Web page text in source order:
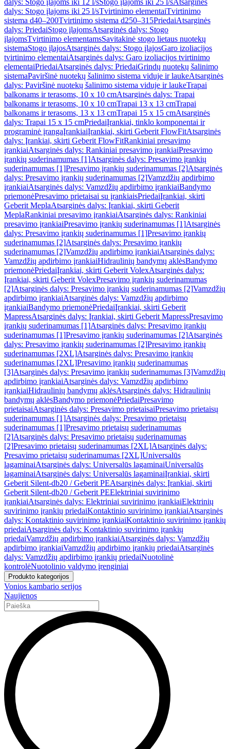
dalys: Stogo įlajoms iki 12 l/sStogo įlajoms iki 25 l/sAtsarginės
dalys: Stogo įlajoms iki 25 l/sTvirtinimo elementaiTvirtinimo
sistema d40–200Tvirtinimo sistema d250–315PriedaiAtsarginės
dalys: PriedaiStogo įlajomsAtsarginės dalys: Stogo
įlajomsTvirtinimo elementamsSavitakinė stogo lietaus nuotekų
sistemaStogo įlajosAtsarginės dalys: Stogo įlajosGaro izoliacijos
tvirtinimo elementaiAtsarginės dalys: Garo izoliacijos tvirtinimo
elementaiPriedaiAtsarginės dalys: PriedaiGrindų nuotekų šalinimo
sistemaPaviršinė nuotekų šalinimo sistema viduje ir laukeAtsarginės
dalys: Paviršinė nuotekų šalinimo sistema viduje ir laukeTrapai
balkonams ir terasoms, 10 x 10 cmAtsarginės dalys: Trapai
balkonams ir terasoms, 10 x 10 cmTrapai 13 x 13 cmTrapai
balkonams ir terasoms, 13 x 13 cmTrapai 15 x 15 cmAtsarginės
dalys: Trapai 15 x 15 cmPriedaiĮrankiai, tinklo komponentai ir
programinė įrangaĮrankiaiĮrankiai, skirti Geberit FlowFitAtsarginės
dalys: Įrankiai, skirti Geberit FlowFitRankiniai presavimo
įrankiaiAtsarginės dalys: Rankiniai presavimo įrankiaiPresavimo
įrankių suderinamumas [1]Atsarginės dalys: Presavimo įrankių
suderinamumas [1]Presavimo įrankių suderinamumas [2]Atsarginės
dalys: Presavimo įrankių suderinamumas [2]Vamzdžių apdirbimo
įrankiaiAtsarginės dalys: Vamzdžių apdirbimo įrankiaiBandymo
priemonėPresavimo prietaisai su įrankiaisPriedaiĮrankiai, skirti
Geberit MeplaAtsarginės dalys: Įrankiai, skirti Geberit
MeplaRankiniai presavimo įrankiaiAtsarginės dalys: Rankiniai
presavimo įrankiaiPresavimo įrankių suderinamumas [1]Atsarginės
dalys: Presavimo įrankių suderinamumas [1]Presavimo įrankių
suderinamumas [2]Atsarginės dalys: Presavimo įrankių
suderinamumas [2]Vamzdžių apdirbimo įrankiaiAtsarginės dalys:
Vamzdžių apdirbimo įrankiaiHidraulinių bandymų aklėsBandymo
priemonėPriedaiĮrankiai, skirti Geberit VolexAtsarginės dalys:
Įrankiai, skirti Geberit VolexPresavimo įrankių suderinamumas
[2]Atsarginės dalys: Presavimo įrankių suderinamumas [2]Vamzdžių
apdirbimo įrankiaiAtsarginės dalys: Vamzdžių apdirbimo
įrankiaiBandymo priemonėPriedaiĮrankiai, skirti Geberit
MapressAtsarginės dalys: Įrankiai, skirti Geberit MapressPresavimo
įrankių suderinamumas [1]Atsarginės dalys: Presavimo įrankių
suderinamumas [1]Presavimo įrankių suderinamumas [2]Atsarginės
dalys: Presavimo įrankių suderinamumas [2]Presavimo įrankių
suderinamumas [2XL]Atsarginės dalys: Presavimo įrankių
suderinamumas [2XL]Presavimo įrankių suderinamumas
[3]Atsarginės dalys: Presavimo įrankių suderinamumas [3]Vamzdžių
apdirbimo įrankiaiAtsarginės dalys: Vamzdžių apdirbimo
įrankiaiHidraulinių bandymų aklėsAtsarginės dalys: Hidraulinių
bandymų aklėsBandymo priemonėPriedaiPresavimo
prietaisaiAtsarginės dalys: Presavimo prietaisaiPresavimo prietaisų
suderinamumas [1]Atsarginės dalys: Presavimo prietaisų
suderinamumas [1]Presavimo prietaisų suderinamumas
[2]Atsarginės dalys: Presavimo prietaisų suderinamumas
[2]Presavimo prietaisų suderinamumas [2XL]Atsarginės dalys:
Presavimo prietaisų suderinamumas [2XL]Universalūs
lagaminaiAtsarginės dalys: Universalūs lagaminaiUniversalūs
lagaminaiAtsarginės dalys: Universalūs lagaminaiĮrankiai, skirti
Geberit Silent-db20 / Geberit PEAtsarginės dalys: Įrankiai, skirti
Geberit Silent-db20 / Geberit PEElektriniai suvirinimo
įrankiaiAtsarginės dalys: Elektriniai suvirinimo įrankiaiElektrinių
suvirinimo įrankių priedaiKontaktinio suvirinimo įrankiaiAtsarginės
dalys: Kontaktinio suvirinimo įrankiaiKontaktinio suvirinimo įrankių
priedaiAtsarginės dalys: Kontaktinio suvirinimo įrankių
priedaiVamzdžių apdirbimo įrankiaiAtsarginės dalys: Vamzdžių
apdirbimo įrankiaiVamzdžių apdirbimo įrankių priedaiAtsarginės
dalys: Vamzdžių apdirbimo įrankių priedaiNuotolinė
kontrolėNuotolinio valdymo įrenginiai
Produkto kategorijos
Vonios kambario serijos
Naujienos